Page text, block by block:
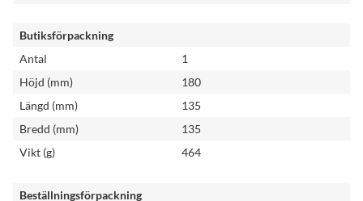
Butiksförpackning
Antal
1
Höjd (mm)
180
Längd (mm)
135
Bredd (mm)
135
Vikt (g)
464
Beställningsförpackning